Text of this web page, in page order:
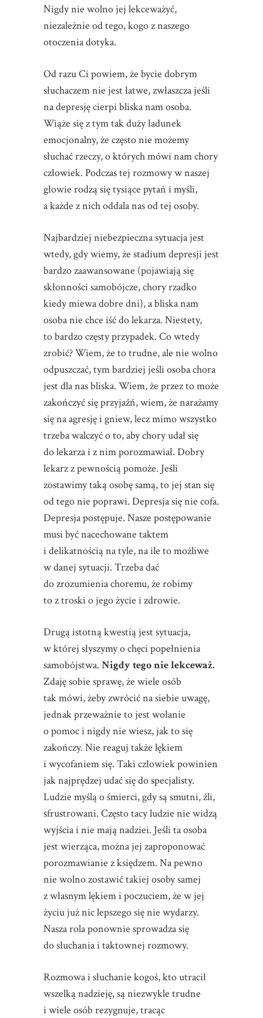
Nigdy nie wolno jej lekceważyć,
niezależnie od tego, kogo z naszego
otoczenia dotyka.
Od razu Ci powiem, że bycie dobrym
słuchaczem nie jest łatwe, zwłaszcza jeśli
na depresję cierpi bliska nam osoba.
Wiąże się z tym tak duży ładunek
emocjonalny, że często nie możemy
słuchać rzeczy, o których mówi nam chory
człowiek. Podczas tej rozmowy w naszej
głowie rodzą się tysiące pytań i myśli,
a każde z nich oddala nas od tej osoby.
Najbardziej niebezpieczna sytuacja jest
wtedy, gdy wiemy, że stadium depresji jest
bardzo zaawansowane (pojawiają się
skłonności samobójcze, chory rzadko
kiedy miewa dobre dni), a bliska nam
osoba nie chce iść do lekarza. Niestety,
to bardzo częsty przypadek. Co wtedy
zrobić? Wiem, że to trudne, ale nie wolno
odpuszczać, tym bardziej jeśli osoba chora
jest dla nas bliska. Wiem, że przez to może
zakończyć się przyjaźń, wiem, że narażamy
się na agresję i gniew, lecz mimo wszystko
trzeba walczyć o to, aby chory udał się
do lekarza i z nim porozmawiał. Dobry
lekarz z pewnością pomoże. Jeśli
zostawimy taką osobę samą, to jej stan się
od tego nie poprawi. Depresja się nie cofa.
Depresja postępuje. Nasze postępowanie
musi być nacechowane taktem
i delikatnością na tyle, na ile to możliwe
w danej sytuacji. Trzeba dać
do zrozumienia choremu, że robimy
to z troski o jego życie i zdrowie.
Drugą istotną kwestią jest sytuacja,
w której słyszymy o chęci popełnienia
samobójstwa. Nigdy tego nie lekceważ.
Zdaję sobie sprawę, że wiele osób
tak mówi, żeby zwrócić na siebie uwagę,
jednak przeważnie to jest wołanie
o pomoc i nigdy nie wiesz, jak to się
zakończy. Nie reaguj także lękiem
i wycofaniem się. Taki człowiek powinien
jak najprędzej udać się do specjalisty.
Ludzie myślą o śmierci, gdy są smutni, źli,
sfrustrowani. Często tacy ludzie nie widzą
wyjścia i nie mają nadziei. Jeśli ta osoba
jest wierząca, można jej zaproponować
porozmawianie z księdzem. Na pewno
nie wolno zostawić takiej osoby samej
z własnym lękiem i poczuciem, że w jej
życiu już nic lepszego się nie wydarzy.
Nasza rola ponownie sprowadza się
do słuchania i taktownej rozmowy.
Rozmowa i słuchanie kogoś, kto utracił
wszelką nadzieję, są niezwykle trudne
i wiele osób rezygnuje, tracąc